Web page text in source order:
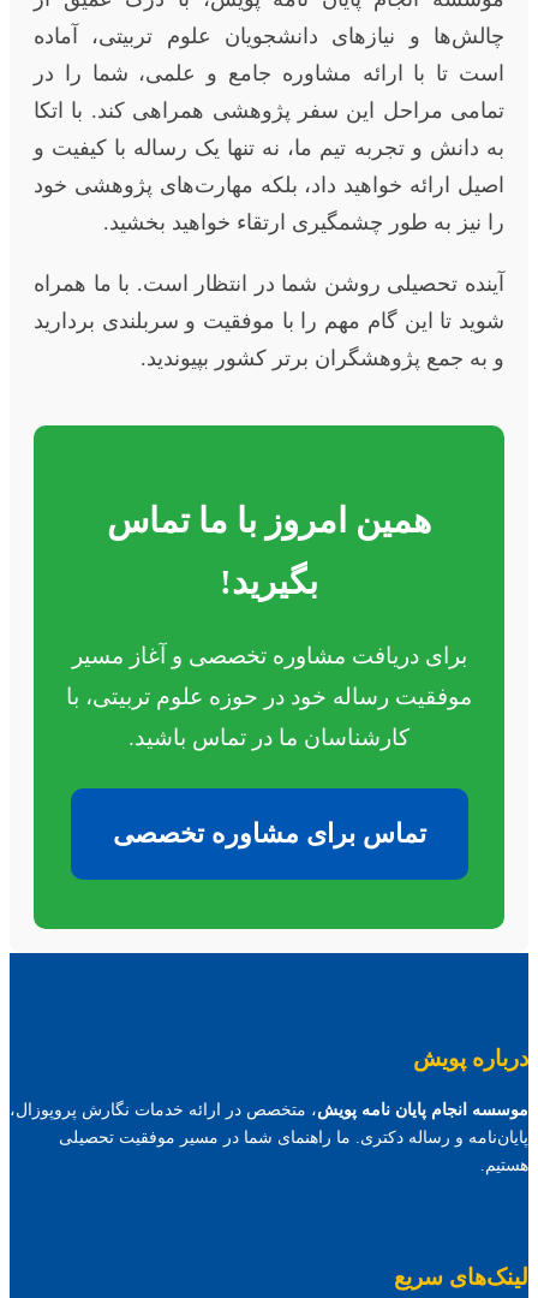
چالش‌ها و نیازهای دانشجویان علوم تربیتی، آماده
است تا با ارائه مشاوره جامع و علمی، شما را در
تمامی مراحل این سفر پژوهشی همراهی کند. با اتکا
به دانش و تجربه تیم ما، نه تنها یک رساله با کیفیت و
اصیل ارائه خواهید داد، بلکه مهارت‌های پژوهشی خود
را نیز به طور چشمگیری ارتقاء خواهید بخشید.
آینده تحصیلی روشن شما در انتظار است. با ما همراه
شوید تا این گام مهم را با موفقیت و سربلندی بردارید
و به جمع پژوهشگران برتر کشور بپیوندید.
همین امروز با ما تماس
بگیرید!
برای دریافت مشاوره تخصصی و آغاز مسیر
موفقیت رساله خود در حوزه علوم تربیتی، با
کارشناسان ما در تماس باشید.
تماس برای مشاوره تخصصی
درباره پویش
موسسه انجام پایان نامه پویش، متخصص در ارائه خدمات نگارش پروپوزال،
پایان‌نامه و رساله دکتری. ما راهنمای شما در مسیر موفقیت تحصیلی
هستیم.
لینک‌های سریع